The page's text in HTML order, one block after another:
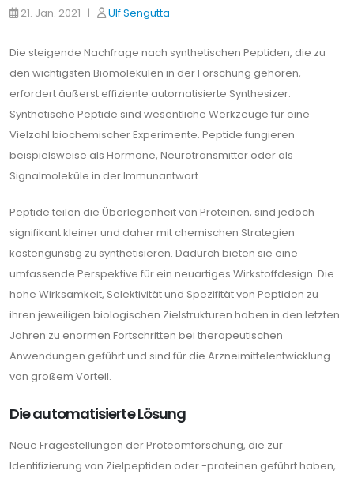
21. Jan. 2021 | Ulf Sengutta
Die steigende Nachfrage nach synthetischen Peptiden, die zu
den wichtigsten Biomolekülen in der Forschung gehören,
erfordert äußerst effiziente automatisierte Synthesizer.
Synthetische Peptide sind wesentliche Werkzeuge für eine
Vielzahl biochemischer Experimente. Peptide fungieren
beispielsweise als Hormone, Neurotransmitter oder als
Signalmoleküle in der Immunantwort.
Peptide teilen die Überlegenheit von Proteinen, sind jedoch
signifikant kleiner und daher mit chemischen Strategien
kostengünstig zu synthetisieren. Dadurch bieten sie eine
umfassende Perspektive für ein neuartiges Wirkstoffdesign. Die
hohe Wirksamkeit, Selektivität und Spezifität von Peptiden zu
ihren jeweiligen biologischen Zielstrukturen haben in den letzten
Jahren zu enormen Fortschritten bei therapeutischen
Anwendungen geführt und sind für die Arzneimittelentwicklung
von großem Vorteil.
Die automatisierte Lösung
Neue Fragestellungen der Proteomforschung, die zur
Identifizierung von Zielpeptiden oder -proteinen geführt haben,